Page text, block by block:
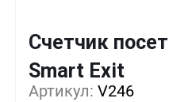
Счетчик
Smart Exit
Артикул: V246
1+ 0%